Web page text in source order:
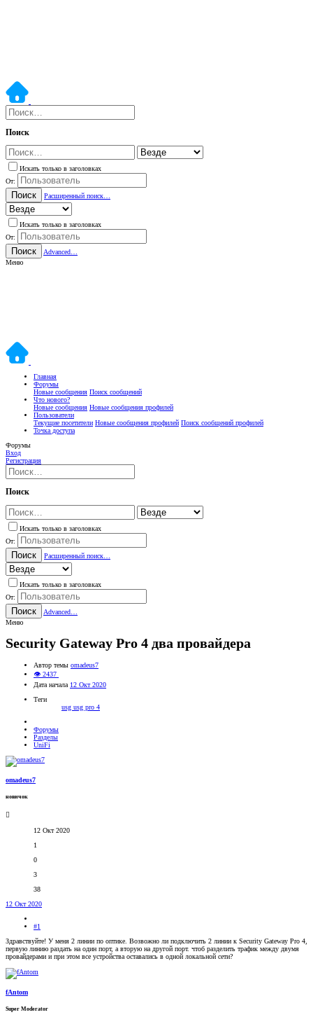
Поиск
Искать только в заголовках
От:
Поиск Расширенный поиск…
Искать только в заголовках
От:
Поиск
Advanced…
Меню
Главная
Форумы
Новые сообщения Поиск сообщений
Что нового?
Новые сообщения Новые сообщения профилей
Пользователи
Текущие посетители Новые сообщения профилей Поиск сообщений профилей
Точка доступа
Форумы
Вход
Регистрация
Поиск
Искать только в заголовках
От:
Поиск Расширенный поиск…
Искать только в заголовках
От:
Поиск
Advanced…
Меню
Security Gateway Pro 4 два провайдера
Автор темы omadeus7
👁 2437
Дата начала 12 Окт 2020
Теги
usg usg pro 4
Форумы
Разделы
UniFi
omadeus7
новичок
12 Окт 2020
1
0
3
38
12 Окт 2020
#1
Здравствуйте! У меня 2 линии по оптике. Возвожно ли подключить 2 линии к Security Gateway Pro 4,
первую линию раздать на один порт, а вторую на другой порт. чтоб разделить трафик между двумя
провайдерами и при этом все устройства оставались в одной локальной сети?
fAntom
Super Moderator